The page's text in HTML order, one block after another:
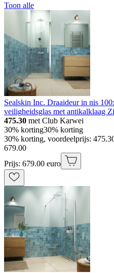
Toon alle
Sealskin Inc. Draaideur in nis
veiligheidsglas met antikalklaag
475.30 met Club Karwei
30% korting30% korting
30% korting, voordeelprijs:
679.00
Prijs: 679.00 euro